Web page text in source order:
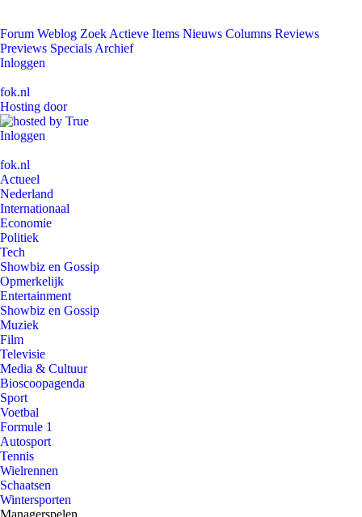
Forum Weblog Zoek Actieve Items Nieuws Columns Reviews
Previews Specials Archief
Inloggen
fok.nl
Hosting door
Inloggen
fok.nl
Actueel
Nederland
Internationaal
Economie
Politiek
Tech
Showbiz en Gossip
Opmerkelijk
Entertainment
Showbiz en Gossip
Muziek
Film
Televisie
Media & Cultuur
Bioscoopagenda
Sport
Voetbal
Formule 1
Autosport
Tennis
Wielrennen
Schaatsen
Wintersporten
Managerspelen